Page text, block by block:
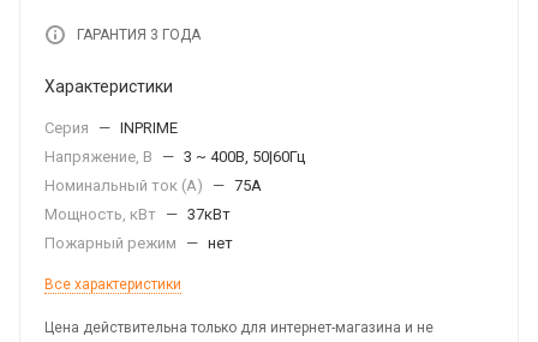
ГАРАНТИЯ 3 ГОДА
Характеристики
Серия — INPRIME
Напряжение, В
— 3 ~ 400В, 50|60Гц
Номинальный ток (А)
— 75А
Мощность, кВт — 37кВт
Пожарный режим
— нет
Все характеристики
Цена действительна только для интернет-магазина и не